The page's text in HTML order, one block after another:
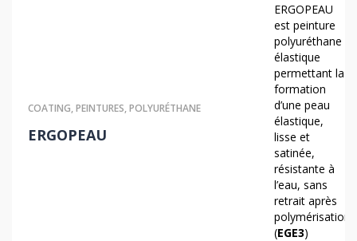
COATING,PEINTURES,POLYURÉTHANE
ERGOPEAU
ERGOPEAU
est peinture
polyuréthane
élastique
permettant la
formation
d’une peau
élastique,
lisse et
satinée,
résistante à
l’eau, sans
retrait après
polymérisation.
(EGE3)